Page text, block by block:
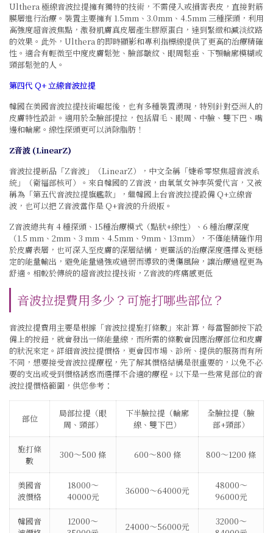
Ulthera 極線音波拉提擁有獨特的技術，不需侵入或損害表皮，直接對筋
膜層進行治療。裝置主要擁有 1.5mm、3.0mm、4.5mm 三種探頭，利用
高強度超音波焦點，激發肌膚真皮層產生膠原蛋白，達到緊緻和減淡紋路
的效果。此外，Ulthera 的即時顯影和專利指標線提供了更高的治療精確
性。適合有輕微至中度皮膚鬆弛、臉部皺紋、眼周鬆垂、下顎輪廓模糊或
頸部鬆弛的人。
第四代 Q+ 立線音波拉提
韓國在美國音波拉提技術崛起後，也有多種裝置湧現，特別針對亞洲人的
皮膚特性設計。適用於全臉部提拉，包括眉毛、眼周、中臉、雙下巴、嘴
邊和輪廓。線性探頭更可以消除脂肪！
Z音波 (LinearZ)
音波拉提新品「Z音波」（LinearZ），中文全稱「婕希零聚焦超音波系
統」（衛福部核可）。來自韓國的 Z音波，由氧氣女神李英愛代言，又被
稱為「第五代音波拉提旗艦款」，繼韓國上台音波拉提設備 Q+立線音
波，也可以把 Z音波當作是 Q+音波的升級版。
Z音波總共有 4 種探頭、15種治療模式（點狀+線性）、6 種治療深度
（1.5 mm、2mm、3 mm、4.5mm、9mm、13mm），不僅能精確作用
於皮膚表層，也可深入至皮膚的深層結構，更靈活的治療深度選擇＆更穩
定的能量輸出，避免能量過強或過弱而導致的燙傷風險，讓治療過程更為
舒適。相較於傳統的超音波拉提技術，Z音波的疼痛感更低
音波拉提費用多少？可施打哪些部位？
音波拉提費用主要是根據「音波拉提施打條數」來計算，每當醫師按下設
備上的按鈕，就會發出一條能量線，而所需的條數會因應治療部位和皮膚
的狀況來定。詳細音波拉提價格，更會因市場、診所、提供的服務而有所
不同，想要接受音波拉提療程，先了解其價格結構是很重要的，以免不必
要的支出或受到價格誘惑而選擇不合適的療程。以下是一些常見部位的音
波拉提價格範圍，供您參考：
部位
局部拉提（眼
周、頸部）
下半臉拉提（輪廓
線、雙下巴）
全臉拉提（臉
部+頸部）
施打條
數
300～500 條 600～800 條 800～1200 條
美國音
波價格
18000～
40000元
36000～64000元
48000～
96000元
韓國音
12000～
24000～56000元
32000～